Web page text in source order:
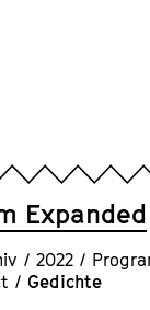
Expanded
/ 2022 /
/ Gedichte